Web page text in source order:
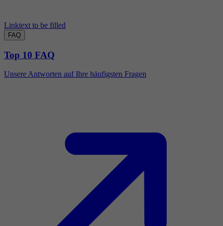
Linktext to be filled
FAQ
Top 10 FAQ
Unsere Antworten auf Ihre häufigsten Fragen